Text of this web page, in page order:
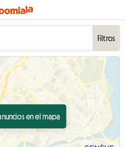
Filtros
en el mapa